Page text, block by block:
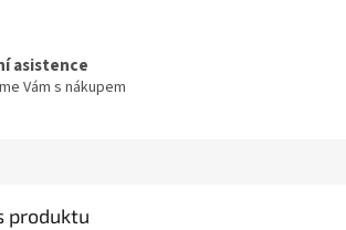
asistence
Vám s nákupem
produktu